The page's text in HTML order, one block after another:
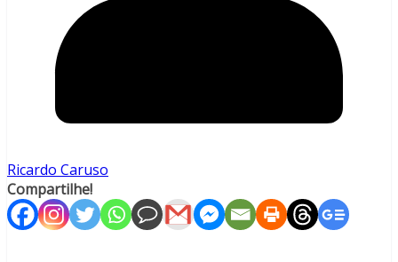
Ricardo Caruso
Compartilhe!